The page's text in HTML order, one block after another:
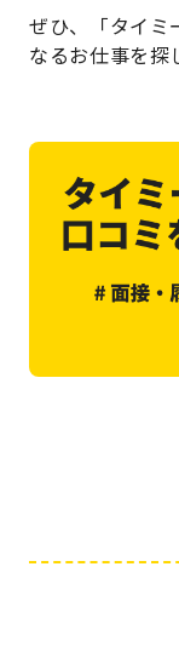
ぜひ、「タイミ
なるお仕事を探